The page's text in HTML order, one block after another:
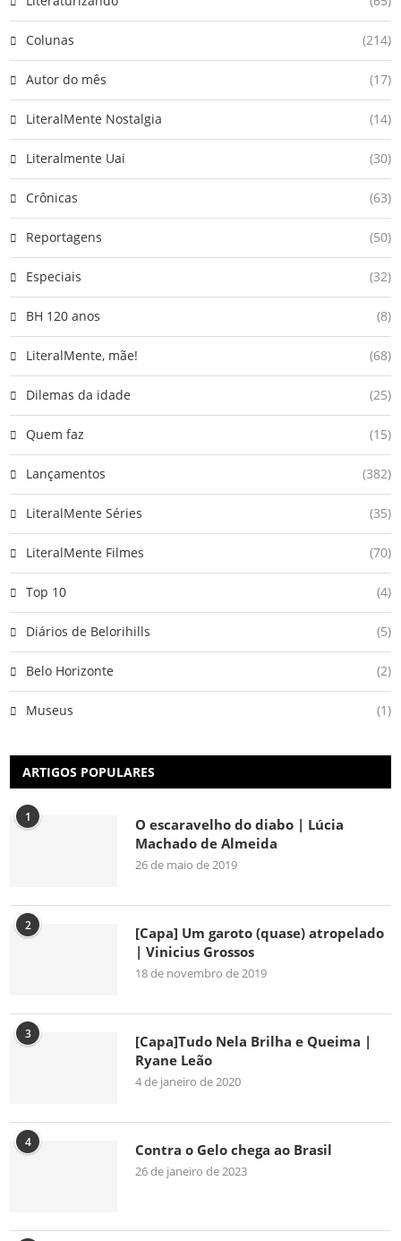
Colunas (214)
Autor do mês (17)
LiteralMente Nostalgia (14)
Literalmente Uai (30)
Crônicas (63)
Reportagens (50)
Especiais (32)
BH 120 anos (8)
LiteralMente, mãe! (68)
Dilemas da idade (25)
Quem faz (15)
Lançamentos (382)
LiteralMente Séries (35)
LiteralMente Filmes (70)
Top 10 (4)
Diários de Belorihills (5)
Belo Horizonte (2)
Museus (1)
ARTIGOS POPULARES
1
O escaravelho do diabo | Lúcia
Machado de Almeida
26 de maio de 2019
2
[Capa] Um garoto (quase) atropelado
| Vinicius Grossos
18 de novembro de 2019
3
[Capa]Tudo Nela Brilha e Queima |
Ryane Leão
4 de janeiro de 2020
4 Contra o Gelo chega ao Brasil
26 de janeiro de 2023